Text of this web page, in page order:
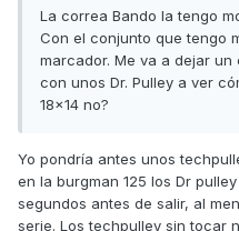
La correa Bando la tengo
Con el conjunto que tengo
marcador. Me va a dejar
con unos Dr. Pulley a ver
18x14 no?
Yo pondría antes unos
en la burgman 125 los Dr
segundos antes de salir, al
serie. Los techpulley sin tocar